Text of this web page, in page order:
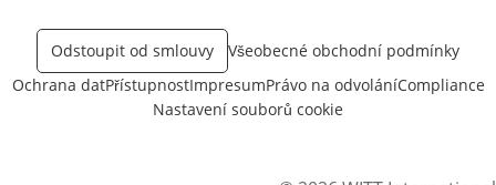
Odstoupit od smlouvy
Všeobecné obchodní podmínky
Ochrana datPřístupnostImpresumPrávo na odvoláníCompliance
Nastavení souborů cookie